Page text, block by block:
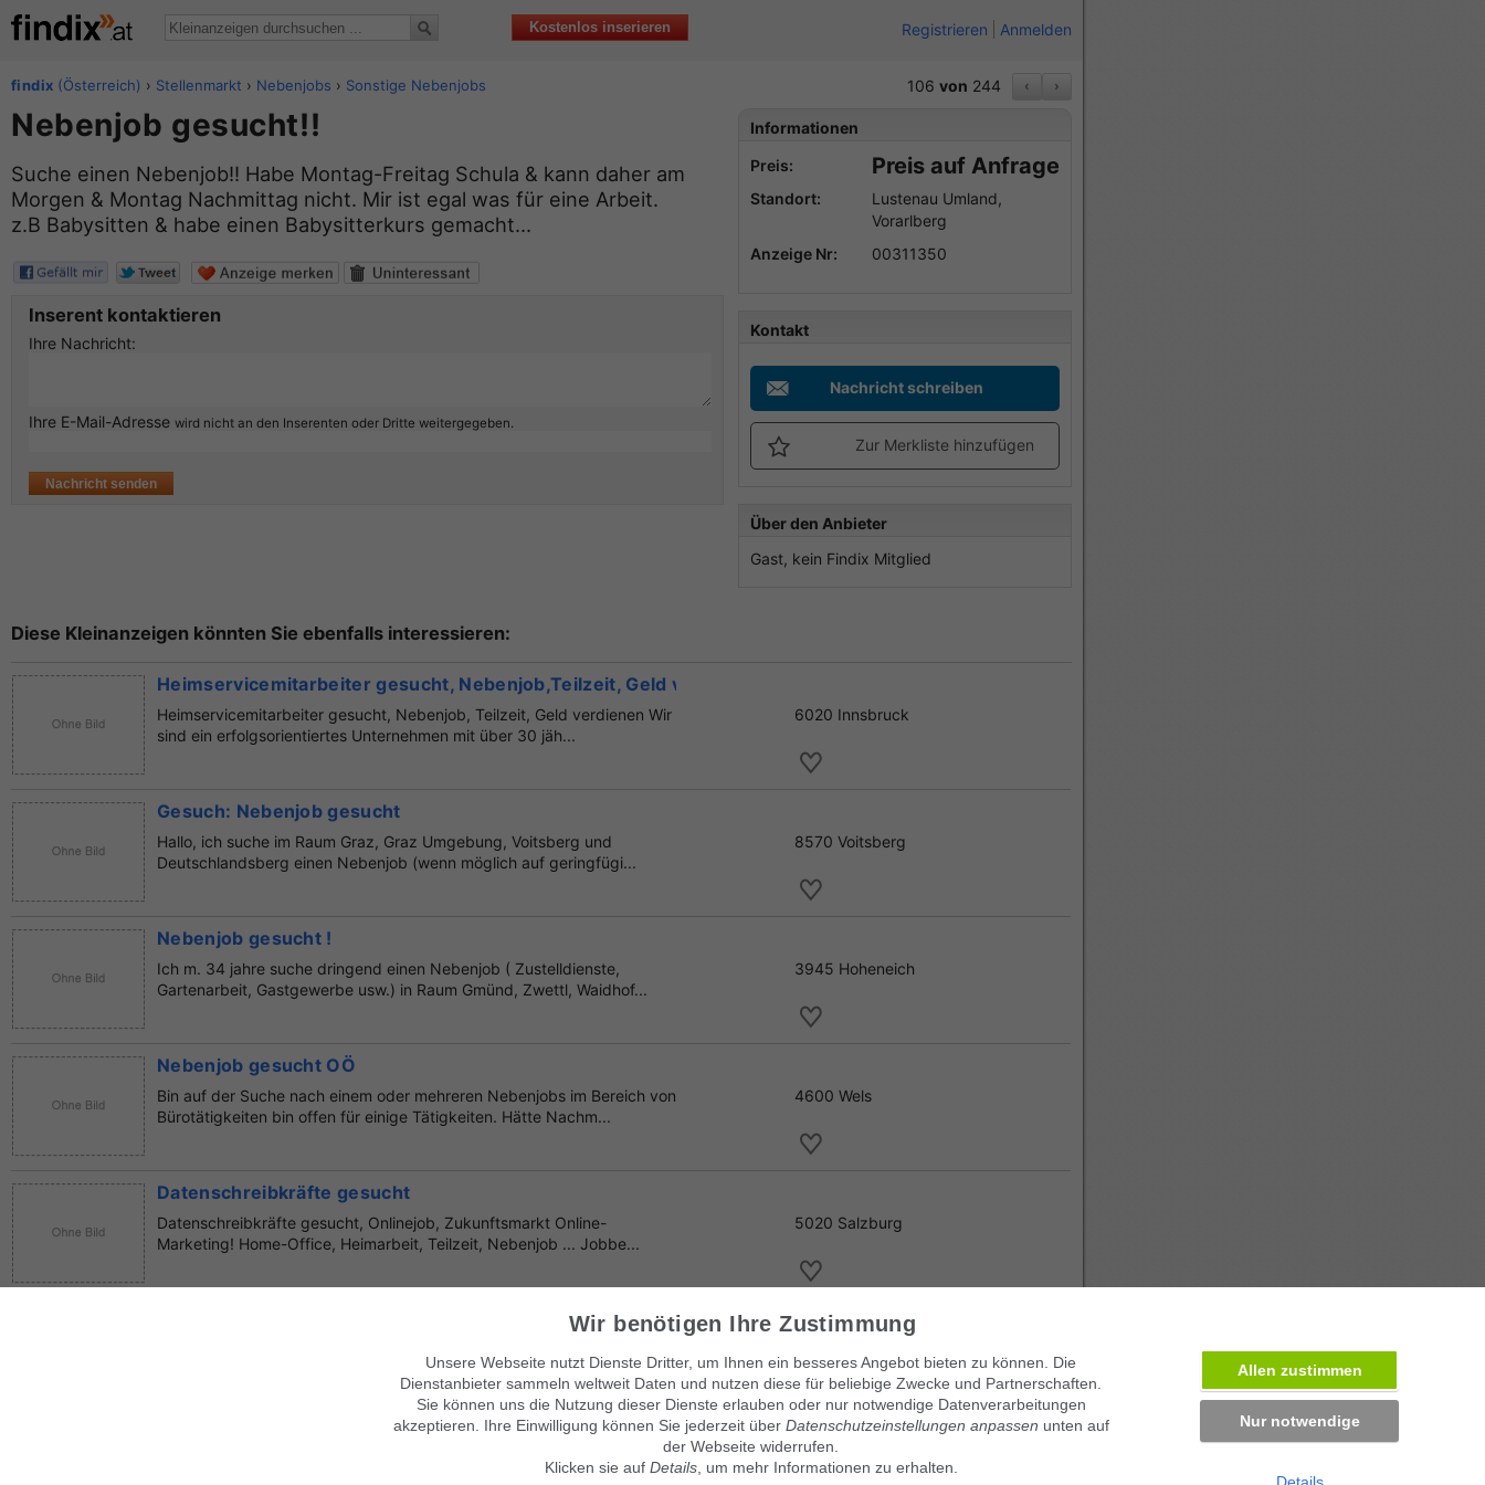
Kostenlos inserieren Registrieren Anmelden
findix (Österreich) › Stellenmarkt › Nebenjobs › Sonstige Nebenjobs 106 von 244 ‹ ›
Nebenjob gesucht!!
Suche einen Nebenjob!! Habe Montag-Freitag Schula & kann daher am
Morgen & Montag Nachmittag nicht. Mir ist egal was für eine Arbeit.
z.B Babysitten & habe einen Babysitterkurs gemacht...
Inserent kontaktieren
Ihre Nachricht:
Ihre E-Mail-Adresse wird nicht an den Inserenten oder Dritte weitergegeben.
Informationen
Preis:
Preis auf Anfrage
Standort:
Lustenau Umland,
Vorarlberg
Anzeige Nr:
00311350
Kontakt
Nachricht schreiben
Zur Merkliste hinzufügen
Über den Anbieter
Gast, kein Findix Mitglied
Diese Kleinanzeigen könnten Sie ebenfalls interessieren:
Heimservicemitarbeiter gesucht, Nebenjob,Teilzeit, Geld verdienen
Heimservicemitarbeiter gesucht, Nebenjob, Teilzeit, Geld verdienen Wir
sind ein erfolgsorientiertes Unternehmen mit über 30 jäh...
6020 Innsbruck
Gesuch: Nebenjob gesucht
Hallo, ich suche im Raum Graz, Graz Umgebung, Voitsberg und
Deutschlandsberg einen Nebenjob (wenn möglich auf geringfügi...
8570 Voitsberg
Nebenjob gesucht !
Ich m. 34 jahre suche dringend einen Nebenjob ( Zustelldienste,
Gartenarbeit, Gastgewerbe usw.) in Raum Gmünd, Zwettl, Waidhof...
3945 Hoheneich
Nebenjob gesucht OÖ
Bin auf der Suche nach einem oder mehreren Nebenjobs im Bereich von
Bürotätigkeiten bin offen für einige Tätigkeiten. Hätte Nachm...
4600 Wels
Datenschreibkräfte gesucht
Datenschreibkräfte gesucht, Onlinejob, Zukunftsmarkt Online-
Marketing! Home-Office, Heimarbeit, Teilzeit, Nebenjob ... Jobbe...
5020 Salzburg
Da ich zz eine Schulung machn bin ich den Vormittag in der Schul...
Wir benötigen Ihre Zustimmung
Unsere Webseite nutzt Dienste Dritter, um Ihnen ein besseres Angebot bieten zu können. Die
Dienstanbieter sammeln weltweit Daten und nutzen diese für beliebige Zwecke und Partnerschaften.
Sie können uns die Nutzung dieser Dienste erlauben oder nur notwendige Datenverarbeitungen
akzeptieren. Ihre Einwilligung können Sie jederzeit über Datenschutzeinstellungen anpassen unten auf
der Webseite widerrufen.
Klicken sie auf Details, um mehr Informationen zu erhalten.
Allen zustimmen
Nur notwendige